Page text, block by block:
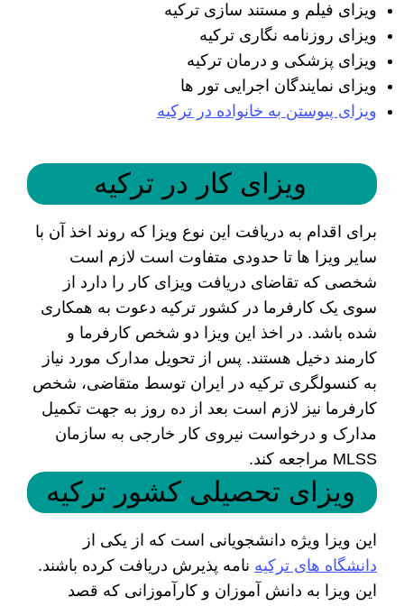
ویزای فیلم و مستند سازی ترکیه
ویزای روزنامه نگاری ترکیه
ویزای پزشکی و درمان ترکیه
ویزای نمایندگان اجرایی تور ها
ویزای پیوستن به خانواده در ترکیه
ویزای کار در ترکیه
برای اقدام به دریافت این نوع ویزا که روند اخذ آن با
سایر ویزا ها تا حدودی متفاوت است لازم است
شخصی که تقاضای دریافت ویزای کار را دارد از
سوی یک کارفرما در کشور ترکیه دعوت به همکاری
شده باشد. در اخذ این ویزا دو شخص کارفرما و
کارمند دخیل هستند. پس از تحویل مدارک مورد نیاز
به کنسولگری ترکیه در ایران توسط متقاضی، شخص
کارفرما نیز لازم است بعد از ده روز به جهت تکمیل
مدارک و درخواست نیروی کار خارجی به سازمان
MLSS مراجعه کند.
ویزای تحصیلی کشور ترکیه
این ویزا ویژه دانشجویانی است که از یکی از
دانشگاه های ترکیه نامه پذیرش دریافت کرده باشند.
این ویزا به دانش آموزان و کارآموزانی که قصد